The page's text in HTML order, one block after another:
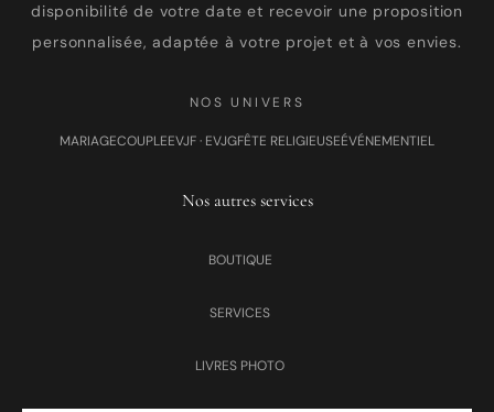
disponibilité de votre date et recevoir une proposition
personnalisée, adaptée à votre projet et à vos envies.
NOS UNIVERS
MARIAGECOUPLEEVJF · EVJGFÊTE RELIGIEUSEÉVÉNEMENTIEL
Nos autres services
BOUTIQUE
SERVICES
LIVRES PHOTO